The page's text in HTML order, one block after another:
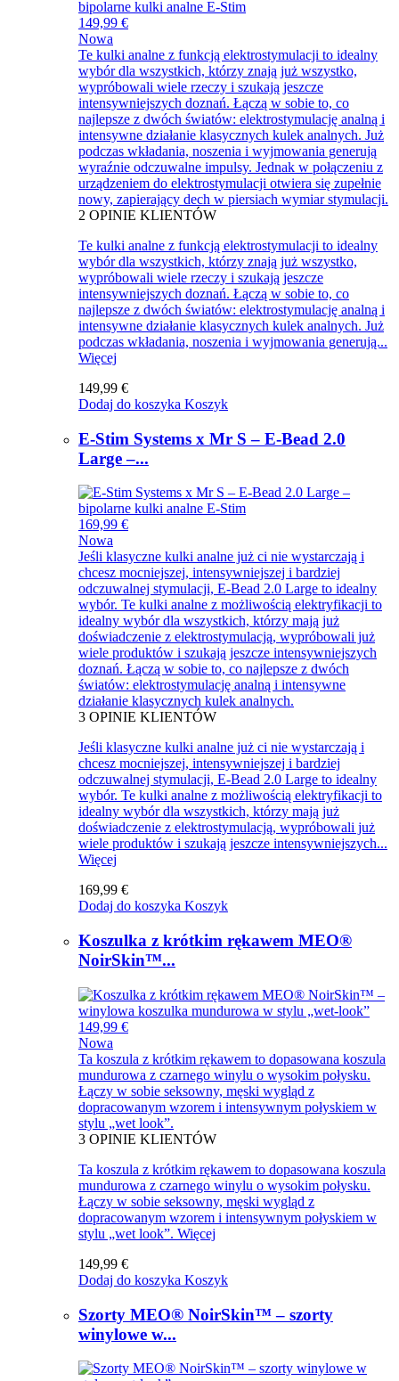
149,99 €
Nowa
Te kulki analne z funkcją elektrostymulacji to idealny
wybór dla wszystkich, którzy znają już wszystko,
wypróbowali wiele rzeczy i szukają jeszcze
intensywniejszych doznań. Łączą w sobie to, co
najlepsze z dwóch światów: elektrostymulację analną i
intensywne działanie klasycznych kulek analnych. Już
podczas wkładania, noszenia i wyjmowania generują
wyraźnie odczuwalne impulsy. Jednak w połączeniu z
urządzeniem do elektrostymulacji otwiera się zupełnie
nowy, zapierający dech w piersiach wymiar stymulacji.
2 OPINIE KLIENTÓW
Te kulki analne z funkcją elektrostymulacji to idealny
wybór dla wszystkich, którzy znają już wszystko,
wypróbowali wiele rzeczy i szukają jeszcze
intensywniejszych doznań. Łączą w sobie to, co
najlepsze z dwóch światów: elektrostymulację analną i
intensywne działanie klasycznych kulek analnych. Już
podczas wkładania, noszenia i wyjmowania generują...
Więcej
149,99 €
Dodaj do koszyka Koszyk
E-Stim Systems x Mr S – E-Bead 2.0
Large –...
169,99 €
Nowa
Jeśli klasyczne kulki analne już ci nie wystarczają i
chcesz mocniejszej, intensywniejszej i bardziej
odczuwalnej stymulacji, E-Bead 2.0 Large to idealny
wybór. Te kulki analne z możliwością elektryfikacji to
idealny wybór dla wszystkich, którzy mają już
doświadczenie z elektrostymulacją, wypróbowali już
wiele produktów i szukają jeszcze intensywniejszych
doznań. Łączą w sobie to, co najlepsze z dwóch
światów: elektrostymulację analną i intensywne
działanie klasycznych kulek analnych.
3 OPINIE KLIENTÓW
Jeśli klasyczne kulki analne już ci nie wystarczają i
chcesz mocniejszej, intensywniejszej i bardziej
odczuwalnej stymulacji, E-Bead 2.0 Large to idealny
wybór. Te kulki analne z możliwością elektryfikacji to
idealny wybór dla wszystkich, którzy mają już
doświadczenie z elektrostymulacją, wypróbowali już
wiele produktów i szukają jeszcze intensywniejszych...
Więcej
169,99 €
Dodaj do koszyka Koszyk
Koszulka z krótkim rękawem MEO®
NoirSkin™...
149,99 €
Nowa
Ta koszula z krótkim rękawem to dopasowana koszula
mundurowa z czarnego winylu o wysokim połysku.
Łączy w sobie seksowny, męski wygląd z
dopracowanym wzorem i intensywnym połyskiem w
stylu „wet look”.
3 OPINIE KLIENTÓW
Ta koszula z krótkim rękawem to dopasowana koszula
mundurowa z czarnego winylu o wysokim połysku.
Łączy w sobie seksowny, męski wygląd z
dopracowanym wzorem i intensywnym połyskiem w
stylu „wet look”. Więcej
149,99 €
Dodaj do koszyka Koszyk
Szorty MEO® NoirSkin™ – szorty
winylowe w...